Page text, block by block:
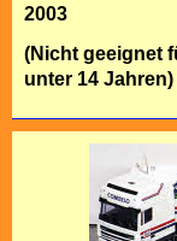
2003
(Nicht geeignet
unter 14 Jahren)